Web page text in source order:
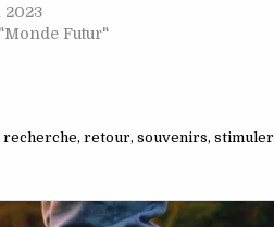
2023
Futur"
recherche,retour,souvenirs,stimuler